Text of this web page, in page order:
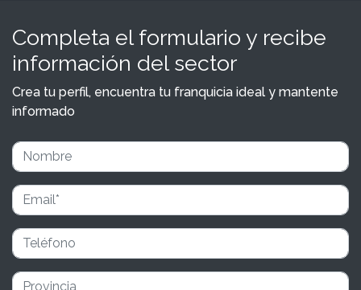
Completa el formulario y recibe
información del sector
Crea tu perfil, encuentra tu franquicia ideal y mantente
informado